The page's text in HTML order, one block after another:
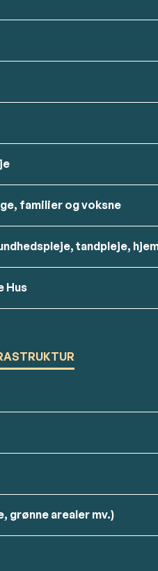
familier og voksne
tandpleje,
Hus
grønne arealer mv.)